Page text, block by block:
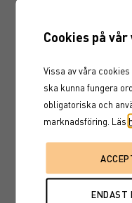
SE0015661699
SE0013514460
SE0014782116
Cookies på
Vissa av våra
ska kunna fungera
obligatoriska och
marknadsföring. Läs